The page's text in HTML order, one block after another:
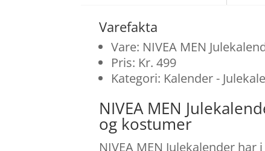
Varefakta
Vare: NIVEA MEN
Pris: Kr. 499
Kategori: Kalender -
NIVEA MEN
og kostumer
NIVEA MEN Julekalender